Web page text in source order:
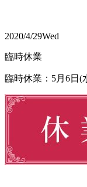
2020/4/29Wed
臨時休業
臨時休業：5月6日(